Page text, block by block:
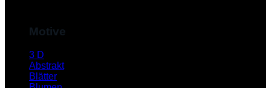
Motive
3 D
Abstrakt
Blätter